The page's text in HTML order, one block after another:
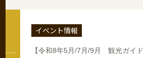
イベント情報
【令和8年5月/7月/9月 観光ガイド